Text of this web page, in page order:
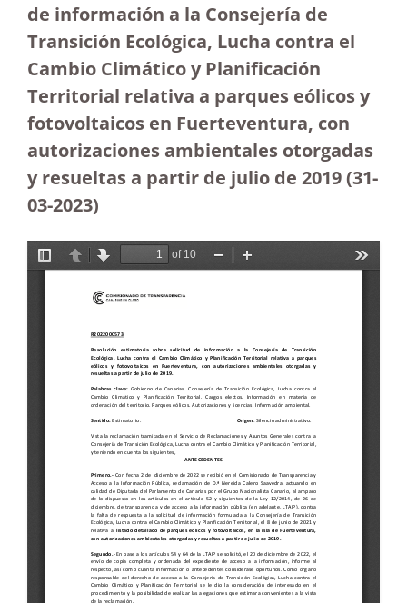
de información a la Consejería de
Transición Ecológica, Lucha contra el
Cambio Climático y Planificación
Territorial relativa a parques eólicos y
fotovoltaicos en Fuerteventura, con
autorizaciones ambientales otorgadas
y resueltas a partir de julio de 2019(31-
03-2023)